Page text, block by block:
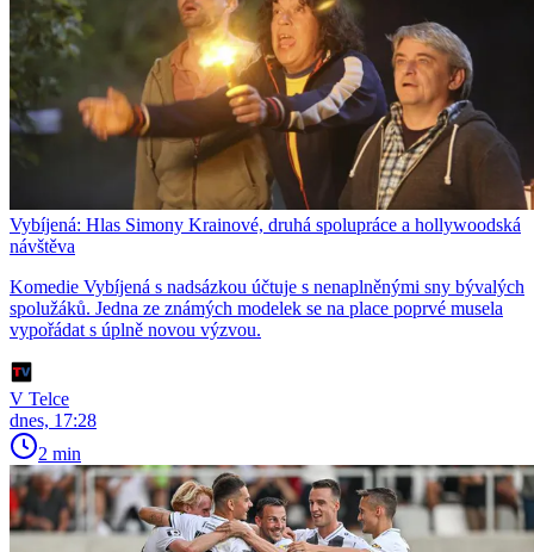
Vybíjená: Hlas Simony Krainové, druhá spolupráce a hollywoodská
návštěva
Komedie Vybíjená s nadsázkou účtuje s nenaplněnými sny bývalých
spolužáků. Jedna ze známých modelek se na place poprvé musela
vypořádat s úplně novou výzvou.
V Telce
dnes, 17:28
2 min